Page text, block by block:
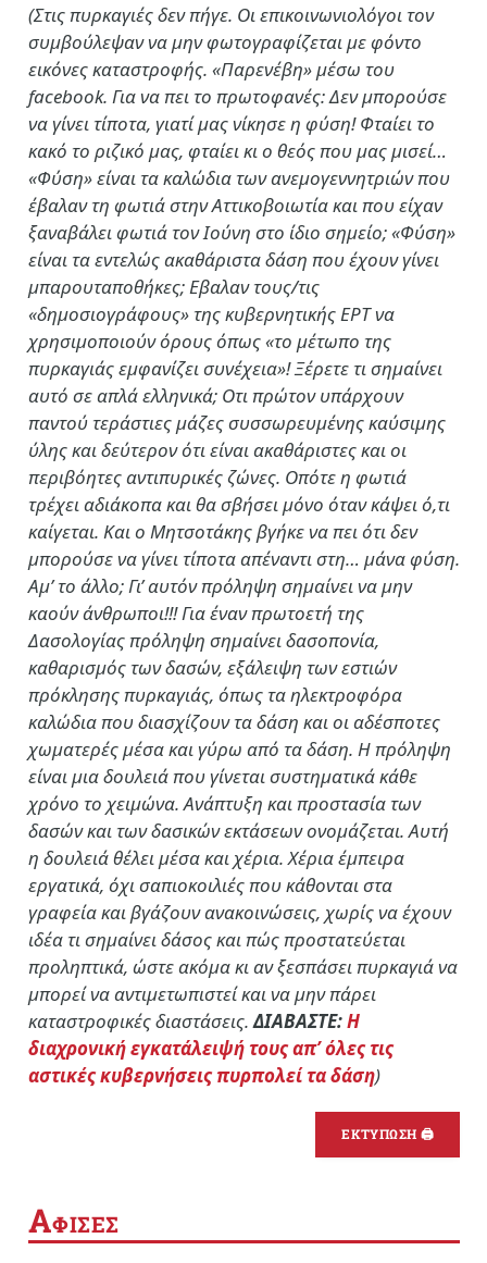
(Στις πυρκαγιές δεν πήγε. Οι επικοινωνιολόγοι τον
συμβούλεψαν να μην φωτογραφίζεται με φόντο
εικόνες καταστροφής. «Παρενέβη» μέσω του
facebook. Για να πει το πρωτοφανές: Δεν μπορούσε
να γίνει τίποτα, γιατί μας νίκησε η φύση! Φταίει το
κακό το ριζικό μας, φταίει κι ο θεός που μας μισεί…
«Φύση» είναι τα καλώδια των ανεμογεννητριών που
έβαλαν τη φωτιά στην Αττικοβοιωτία και που είχαν
ξαναβάλει φωτιά τον Ιούνη στο ίδιο σημείο; «Φύση»
είναι τα εντελώς ακαθάριστα δάση που έχουν γίνει
μπαρουταποθήκες; Εβαλαν τους/τις
«δημοσιογράφους» της κυβερνητικής ΕΡΤ να
χρησιμοποιούν όρους όπως «το μέτωπο της
πυρκαγιάς εμφανίζει συνέχεια»! Ξέρετε τι σημαίνει
αυτό σε απλά ελληνικά; Οτι πρώτον υπάρχουν
παντού τεράστιες μάζες συσσωρευμένης καύσιμης
ύλης και δεύτερον ότι είναι ακαθάριστες και οι
περιβόητες αντιπυρικές ζώνες. Οπότε η φωτιά
τρέχει αδιάκοπα και θα σβήσει μόνο όταν κάψει ό,τι
καίγεται. Και ο Μητσοτάκης βγήκε να πει ότι δεν
μπορούσε να γίνει τίποτα απέναντι στη… μάνα φύση.
Αμ’ το άλλο; Γι’ αυτόν πρόληψη σημαίνει να μην
καούν άνθρωποι!!! Για έναν πρωτοετή της
Δασολογίας πρόληψη σημαίνει δασοπονία,
καθαρισμός των δασών, εξάλειψη των εστιών
πρόκλησης πυρκαγιάς, όπως τα ηλεκτροφόρα
καλώδια που διασχίζουν τα δάση και οι αδέσποτες
χωματερές μέσα και γύρω από τα δάση. Η πρόληψη
είναι μια δουλειά που γίνεται συστηματικά κάθε
χρόνο το χειμώνα. Ανάπτυξη και προστασία των
δασών και των δασικών εκτάσεων ονομάζεται. Αυτή
η δουλειά θέλει μέσα και χέρια. Χέρια έμπειρα
εργατικά, όχι σαπιοκοιλιές που κάθονται στα
γραφεία και βγάζουν ανακοινώσεις, χωρίς να έχουν
ιδέα τι σημαίνει δάσος και πώς προστατεύεται
προληπτικά, ώστε ακόμα κι αν ξεσπάσει πυρκαγιά να
μπορεί να αντιμετωπιστεί και να μην πάρει
καταστροφικές διαστάσεις.ΔΙΑΒΑΣΤΕ:Η
διαχρονική εγκατάλειψή τους απ’ όλες τις
αστικές κυβερνήσεις πυρπολεί τα δάση)
ΕΚΤΥΠΩΣΗ 🖨
ΑΦΙΣΕΣ